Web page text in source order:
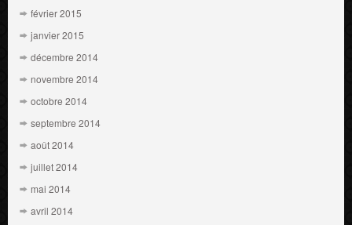
février 2015
janvier 2015
décembre 2014
novembre 2014
octobre 2014
septembre 2014
août 2014
juillet 2014
mai 2014
avril 2014